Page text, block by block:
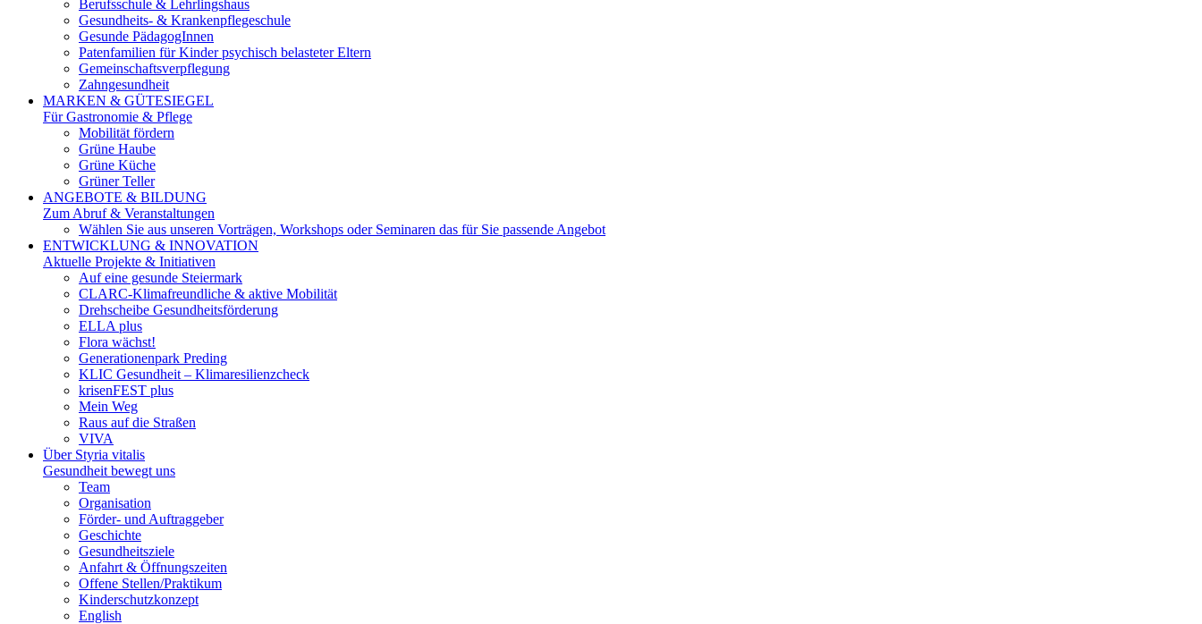
Berufsschule & Lehrlingshaus
Gesundheits- & Krankenpflegeschule
Gesunde PädagogInnen
Patenfamilien für Kinder psychisch belasteter Eltern
Gemeinschaftsverpflegung
Zahngesundheit
MARKEN & GÜTESIEGEL
Für Gastronomie & Pflege
Mobilität fördern
Grüne Haube
Grüne Küche
Grüner Teller
ANGEBOTE & BILDUNG
Zum Abruf & Veranstaltungen
Wählen Sie aus unseren Vorträgen, Workshops oder Seminaren das für Sie passende Angebot
ENTWICKLUNG & INNOVATION
Aktuelle Projekte & Initiativen
Auf eine gesunde Steiermark
CLARC-Klimafreundliche & aktive Mobilität
Drehscheibe Gesundheitsförderung
ELLA plus
Flora wächst!
Generationenpark Preding
KLIC Gesundheit – Klimaresilienzcheck
krisenFEST plus
Mein Weg
Raus auf die Straßen
VIVA
Über Styria vitalis
Gesundheit bewegt uns
Team
Organisation
Förder- und Auftraggeber
Geschichte
Gesundheitsziele
Anfahrt & Öffnungszeiten
Offene Stellen/Praktikum
Kinderschutzkonzept
English